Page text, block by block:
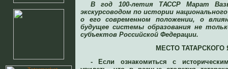
В год 100-летия ТАССР Марат
экскурсоводом по истории
о его современном положении, о
будущее системы образования не
субъектов Российской Федерации.
МЕСТО ТАТАРСКОГО
- Если ознакомиться с